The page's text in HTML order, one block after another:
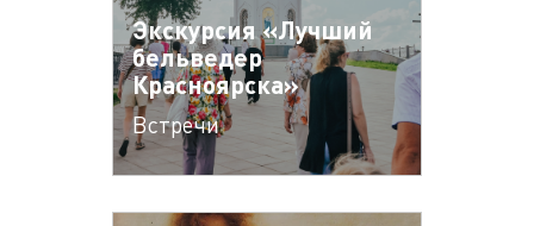
Экскурсия «Лучший
бельведер
Красноярска»
Встречи